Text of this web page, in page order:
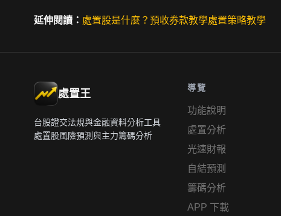
延伸閱讀： 處置股是什麼？ 預收券款教學處置策略教學
處置王
台股證交法規與金融資料分析工具
處置股風險預測與主力籌碼分析
導覽
功能說明
處置分析
光速財報
自結預測
籌碼分析
APP 下載